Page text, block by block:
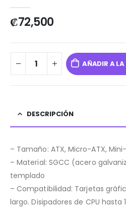
₡72,500
AÑADIR A LA
DESCRIPCIÓN
– Tamaño: ATX, Micro-ATX,
– Material: SGCC (acero
templado
– Compatibilidad: Tarjetas
largo. Disipadores de CPU